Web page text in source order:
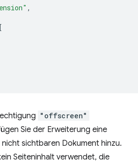
,
[
"offscreen"
Sie der Erweiterung eine
sichtbaren Dokument hinzu.
Seiteninhalt verwendet, die